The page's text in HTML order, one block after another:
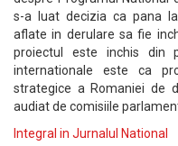
s-a luat decizia ca pana
aflate in derulare sa fie
proiectul este inchis din
internationale este ca
strategice a Romaniei de
audiat de comisiile
Integral in Jurnalul National